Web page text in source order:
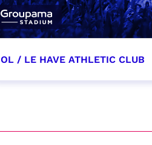
OL / LE HAVE ATHLETIC CLUB